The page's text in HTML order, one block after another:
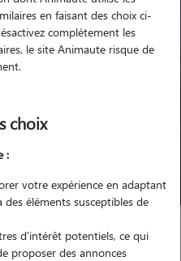
animal ?
Pet Sitter
Finistère Briec
en faisant des choix ci-
complètement les
le site Animaute risque de
choix
:
votre expérience en adaptant
éléments susceptibles de
d'intérêt potentiels, ce qui
proposer des annonces